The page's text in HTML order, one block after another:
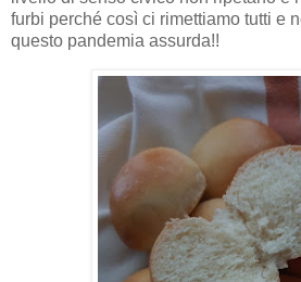
furbi perché così ci rimettiamo tutti e
questo pandemia assurda!!